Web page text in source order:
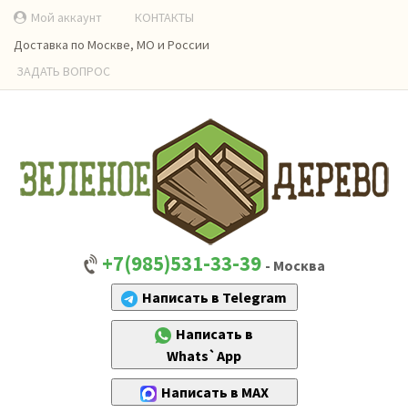
Мой аккаунт
КОНТАКТЫ
Доставка по Москве, МО и России
ЗАДАТЬ ВОПРОС
+7(985)531-33-39 - Москва
Написать в Telegram
Написать в
Whats`App
Написать в MAX